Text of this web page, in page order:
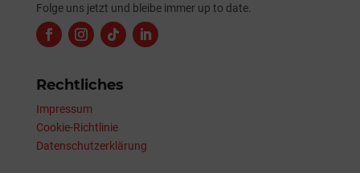
Folge uns jetzt und bleibe immer up to date.
Rechtliches
Impressum
Cookie-Richtlinie
Datenschutzerklärung